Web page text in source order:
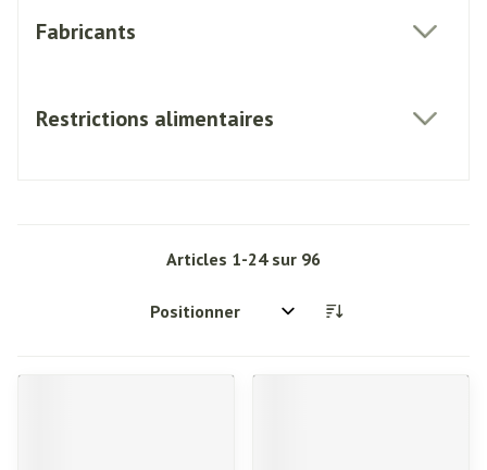
Fabricants
Restrictions alimentaires
Articles 1-24sur 96
Trier par: